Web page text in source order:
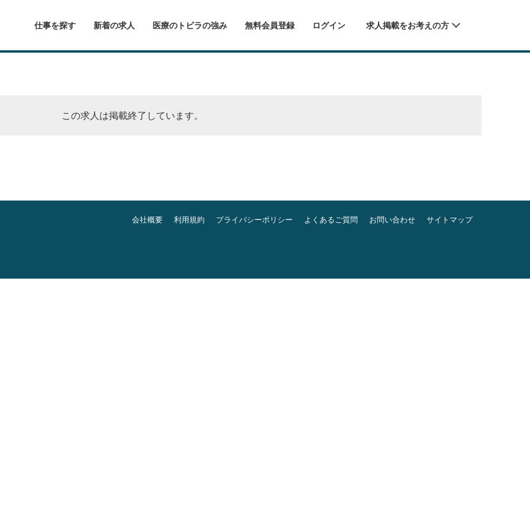
仕事を探す 新着の求人 医療のトビラの強み 無料会員登録 ログイン 求人掲載をお考えの方
この求人は掲載終了しています。
会社概要 利用規約 プライバシーポリシー よくあるご質問 お問い合わせ サイトマップ